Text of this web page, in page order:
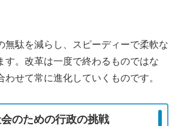
無駄を減らし、スピーディーで柔軟な
す。改革は一度で終わるものではな
わせて常に進化していくものです。
のための行政の挑戦